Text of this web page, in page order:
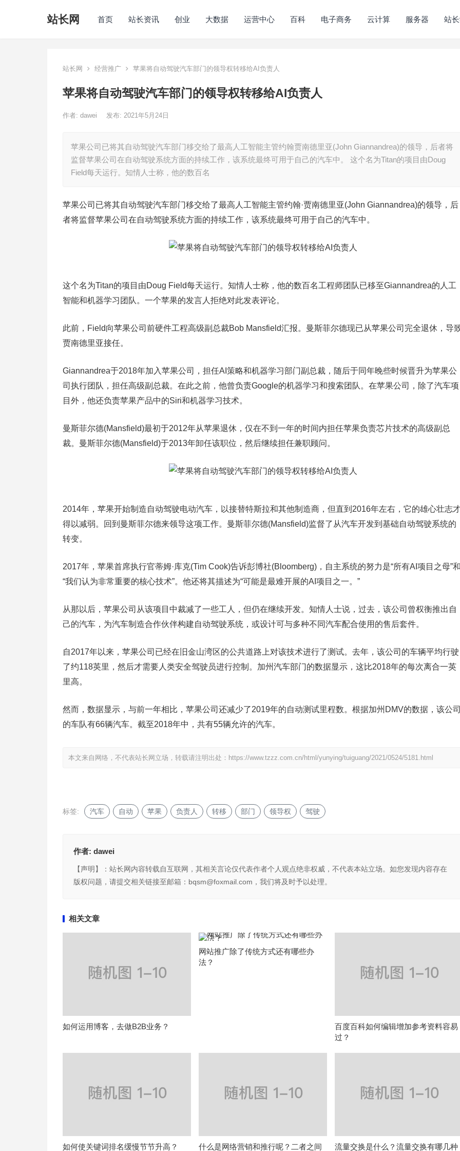
站长网 首页 站长资讯 创业 大数据 运营中心 百科 电子商务 云计算 服务器 站
站长网 经营推广 苹果将自动驾驶汽车部门的领导权转移给AI负责人
苹果将自动驾驶汽车部门的领导权转移给AI负责人
作者: dawei 发布: 2021年5月24日
苹果公司已将其自动驾驶汽车部门移交给了最高人工智能主管约翰贾南德里亚(John Giannandrea)的领导，后者将
监督苹果公司在自动驾驶系统方面的持续工作，该系统最终可用于自己的汽车中。 这个名为Titan的项目由Doug
Field每天运行。知情人士称，他的数百名
苹果公司已将其自动驾驶汽车部门移交给了最高人工智能主管约翰·贾南德里亚(John Giannandrea)的领导，后
者将监督苹果公司在自动驾驶系统方面的持续工作，该系统最终可用于自己的汽车中。
这个名为Titan的项目由Doug Field每天运行。知情人士称，他的数百名工程师团队已移至Giannandrea的人工
智能和机器学习团队。一个苹果的发言人拒绝对此发表评论。
此前，Field向苹果公司前硬件工程高级副总裁Bob Mansfield汇报。曼斯菲尔德现已从苹果公司完全退休，导
贾南德里亚接任。
Giannandrea于2018年加入苹果公司，担任AI策略和机器学习部门副总裁，随后于同年晚些时候晋升为苹果公
司执行团队，担任高级副总裁。在此之前，他曾负责Google的机器学习和搜索团队。在苹果公司，除了汽车项
目外，他还负责苹果产品中的Siri和机器学习技术。
曼斯菲尔德(Mansfield)最初于2012年从苹果退休，仅在不到一年的时间内担任苹果负责芯片技术的高级副总
裁。曼斯菲尔德(Mansfield)于2013年卸任该职位，然后继续担任兼职顾问。
2014年，苹果开始制造自动驾驶电动汽车，以接替特斯拉和其他制造商，但直到2016年左右，它的雄心壮志
得以减弱。回到曼斯菲尔德来领导这项工作。曼斯菲尔德(Mansfield)监督了从汽车开发到基础自动驾驶系统的
转变。
2017年，苹果首席执行官蒂姆·库克(Tim Cook)告诉彭博社(Bloomberg)，自主系统的努力是“所有AI项目之母”
“我们认为非常重要的核心技术”。他还将其描述为“可能是最难开展的AI项目之一。”
从那以后，苹果公司从该项目中裁减了一些工人，但仍在继续开发。知情人士说，过去，该公司曾权衡推出自
己的汽车，为汽车制造合作伙伴构建自动驾驶系统，或设计可与多种不同汽车配合使用的售后套件。
自2017年以来，苹果公司已经在旧金山湾区的公共道路上对该技术进行了测试。去年，该公司的车辆平均行驶
了约118英里，然后才需要人类安全驾驶员进行控制。加州汽车部门的数据显示，这比2018年的每次离合一英
里高。
然而，数据显示，与前一年相比，苹果公司还减少了2019年的自动测试里程数。根据加州DMV的数据，该公
的车队有66辆汽车。截至2018年中，共有55辆允许的汽车。
本文来自网络，不代表站长网立场，转载请注明出处： https://www.tzzz.com.cn/html/yunying/tuiguang/2021/0524/5181.html
标签: 汽车 自动 苹果 负责人 转移 部门 领导权 驾驶
作者: dawei
【声明】：站长网内容转载自互联网，其相关言论仅代表作者个人观点绝非权威，不代表本站立场。如您发现内容存在
版权问题，请提交相关链接至邮箱：bqsm@foxmail.com，我们将及时予以处理。
相关文章
如何运用博客，去做B2B业务？
网站推广除了传统方式还有哪些办
法？
百度百科如何编辑增加参考资料容易
过？
如何使关键词排名缓慢节节升高？ 什么是网络营销和推行呢？二者之间 流量交换是什么？流量交换有哪几种